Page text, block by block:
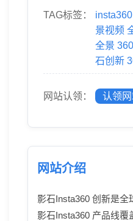
TAG标签： insta360
景视频
全景
石创新
网站认领： 认领
网站介绍
影石Insta360 创新是全
影石Insta360 产品线